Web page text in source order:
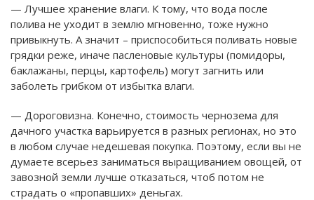
— Лучшее хранение влаги. К тому, что вода после
полива не уходит в землю мгновенно, тоже нужно
привыкнуть. А значит – приспособиться поливать новые
грядки реже, иначе пасленовые культуры (помидоры,
баклажаны, перцы, картофель) могут загнить или
заболеть грибком от избытка влаги.
— Дороговизна. Конечно, стоимость чернозема для
дачного участка варьируется в разных регионах, но это
в любом случае недешевая покупка. Поэтому, если вы не
думаете всерьез заниматься выращиванием овощей, от
завозной земли лучше отказаться, чтоб потом не
страдать о «пропавших» деньгах.